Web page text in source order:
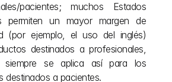
pacientes; muchos Estados
permiten un mayor margen de
(por ejemplo, el uso del inglés)
destinados a profesionales,
se aplica así para los
destinados a pacientes.